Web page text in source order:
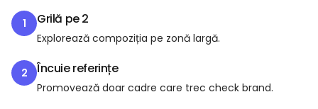
1 Grilă pe 2
Explorează compoziția pe zonă largă.
2 Încuie referințe
Promovează doar cadre care trec check brand.